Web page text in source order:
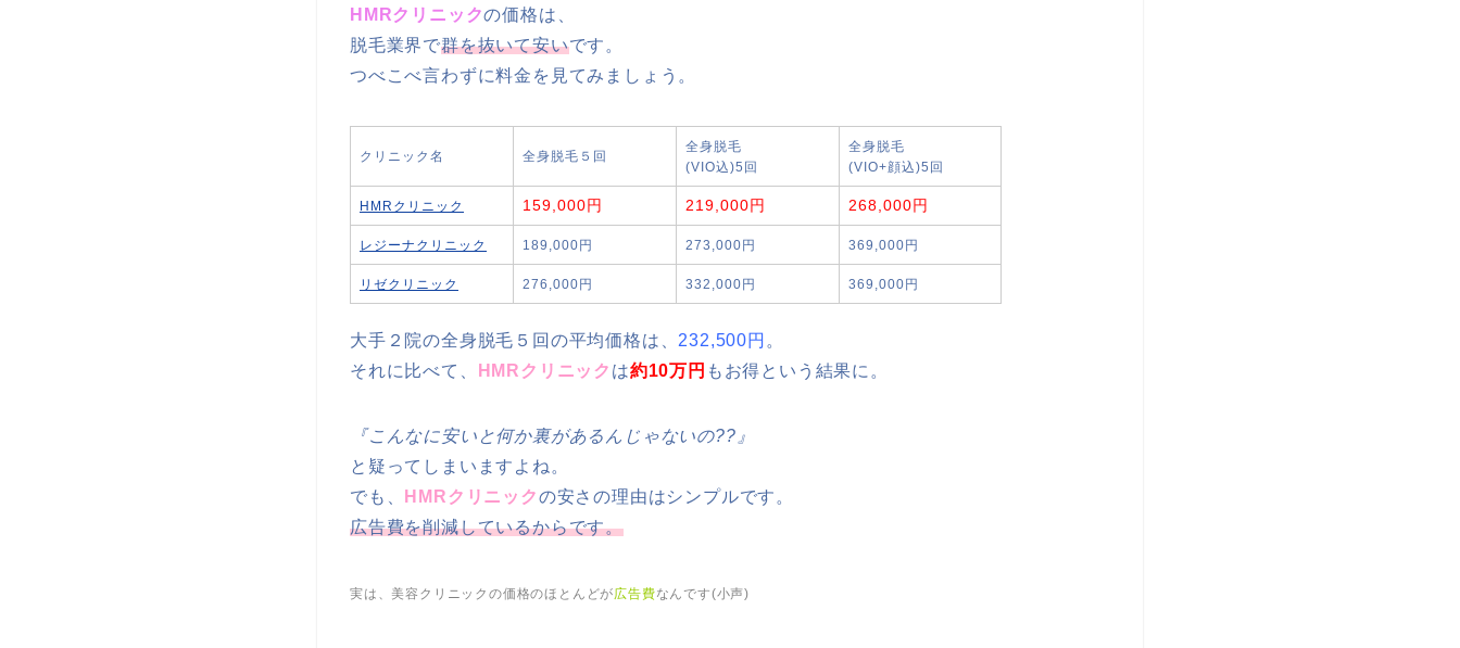
HMRクリニックの価格は、
脱毛業界で群を抜いて安いです。
つべこべ言わずに料金を見てみましょう。
クリニック名 全身脱毛５回
全身脱毛
(VIO込)5回
全身脱毛
(VIO+顔込)5回
HMRクリニック 159,000円 219,000円 268,000円
レジーナクリニック 189,000円 273,000円 369,000円
リゼクリニック 276,000円 332,000円 369,000円
大手２院の全身脱毛５回の平均価格は、 232,500円 。
それに比べて、
HMRクリニック は約10万円 もお得という結果に。
『こんなに安いと何か裏があるんじゃないの??』
と疑ってしまいますよね。
でも、
HMRクリニックの安さの理由はシンプルです。
広告費を削減しているからです。
実は、美容クリニックの価格のほとんどが広告費なんです(小声)